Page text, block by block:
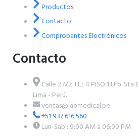
Productos
Contacto
Comprobantes Electrónicos
Contacto
Calle 2 Mz J Lt 4 PISO 1 Urb. Sta
Lima - Perú.
ventas@labmedical.pe
+51 937 616 560
Lun-Sab : 9:00 AM a 06:00 PM